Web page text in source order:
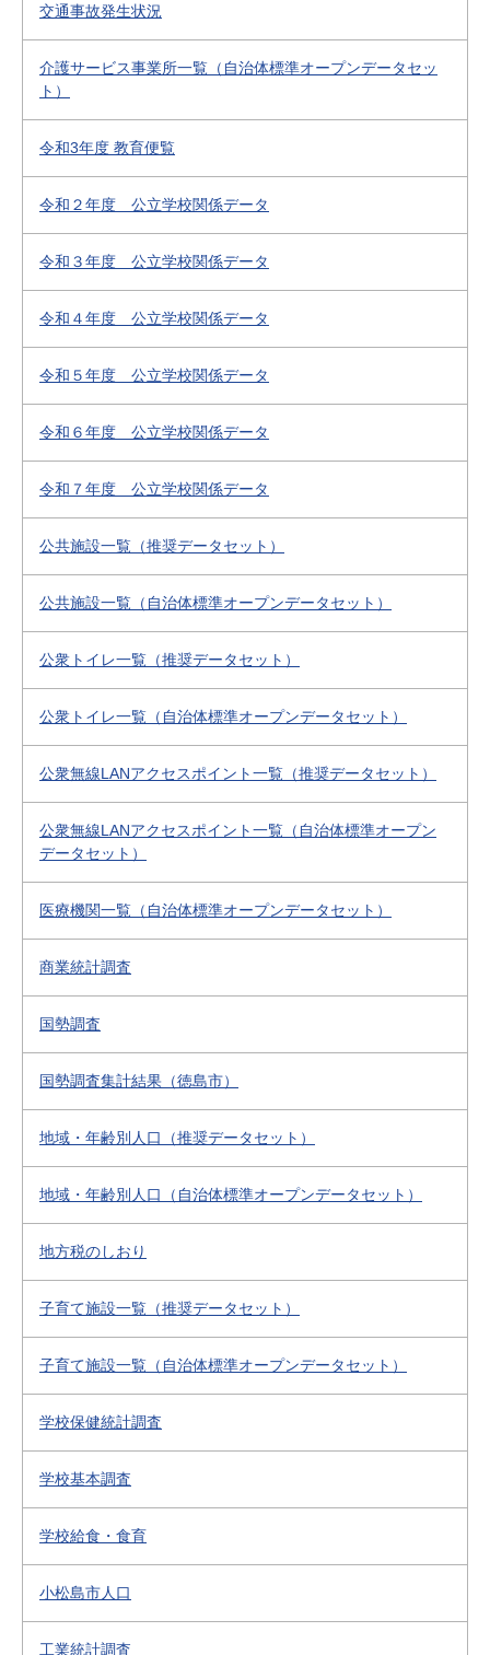
交通事故発生状況
介護サービス事業所一覧（自治体標準オープンデータセッ
ト）
令和3年度 教育便覧
令和２年度 公立学校関係データ
令和３年度 公立学校関係データ
令和４年度 公立学校関係データ
令和５年度 公立学校関係データ
令和６年度 公立学校関係データ
令和７年度 公立学校関係データ
公共施設一覧（推奨データセット）
公共施設一覧（自治体標準オープンデータセット）
公衆トイレ一覧（推奨データセット）
公衆トイレ一覧（自治体標準オープンデータセット）
公衆無線LANアクセスポイント一覧（推奨データセット）
公衆無線LANアクセスポイント一覧（自治体標準オープン
データセット）
医療機関一覧（自治体標準オープンデータセット）
商業統計調査
国勢調査
国勢調査集計結果（徳島市）
地域・年齢別人口（推奨データセット）
地域・年齢別人口（自治体標準オープンデータセット）
地方税のしおり
子育て施設一覧（推奨データセット）
子育て施設一覧（自治体標準オープンデータセット）
学校保健統計調査
学校基本調査
学校給食・食育
小松島市人口
工業統計調査